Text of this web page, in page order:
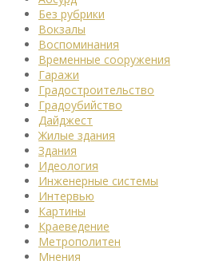
Без рубрики
Вокзалы
Воспоминания
Временные сооружения
Гаражи
Градостроительство
Градоубийство
Дайджест
Жилые здания
Здания
Идеология
Инженерные системы
Интервью
Картины
Краеведение
Метрополитен
Мнения